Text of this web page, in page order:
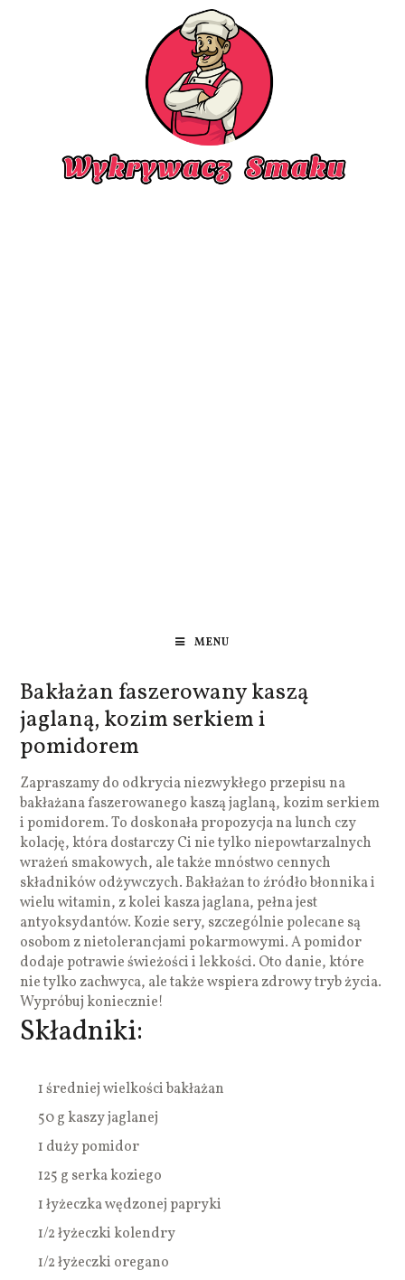
MENU
Bakłażan faszerowany kaszą
jaglaną, kozim serkiem i
pomidorem
Zapraszamy do odkrycia niezwykłego przepisu na
bakłażana faszerowanego kaszą jaglaną, kozim serkiem
i pomidorem. To doskonała propozycja na lunch czy
kolację, która dostarczy Ci nie tylko niepowtarzalnych
wrażeń smakowych, ale także mnóstwo cennych
składników odżywczych. Bakłażan to źródło błonnika i
wielu witamin, z kolei kasza jaglana, pełna jest
antyoksydantów. Kozie sery, szczególnie polecane są
osobom z nietolerancjami pokarmowymi. A pomidor
dodaje potrawie świeżości i lekkości. Oto danie, które
nie tylko zachwyca, ale także wspiera zdrowy tryb życia.
Wypróbuj koniecznie!
Składniki:
1 średniej wielkości bakłażan
50 g kaszy jaglanej
1 duży pomidor
125 g serka koziego
1 łyżeczka wędzonej papryki
1/2 łyżeczki kolendry
1/2 łyżeczki oregano